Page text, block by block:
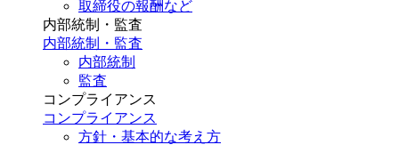
取締役の報酬など
内部統制・監査
内部統制・監査
内部統制
監査
コンプライアンス
コンプライアンス
方針・基本的な考え方